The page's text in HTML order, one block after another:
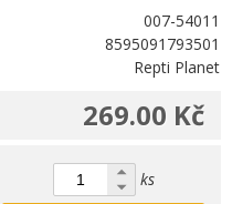
007-54011
8595091793501
Repti Planet
269.00 Kč
ks